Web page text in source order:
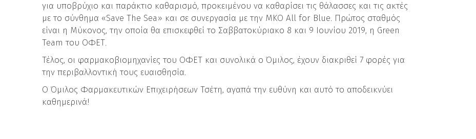
για υποβρύχιο και παράκτιο καθαρισμό, προκειμένου να καθαρίσει τις θάλασσες και τις ακτές
με το σύνθημα «Save The Sea» και σε συνεργασία με την ΜΚΟ All for Blue. Πρώτος σταθμός
είναι η Μύκονος, την οποία θα επισκεφθεί το Σαββατοκύριακο 8 και 9 Ιουνίου 2019, η Green
Team του ΟΦΕΤ.
Τέλος, οι φαρμακοβιομηχανίες του ΟΦΕΤ και συνολικά ο Όμιλος, έχουν διακριθεί 7 φορές για
την περιβαλλοντική τους ευαισθησία.
Ο Όμιλος Φαρμακευτικών Επιχειρήσεων Τσέτη, αγαπά την ευθύνη και αυτό το αποδεικνύει
καθημερινά!